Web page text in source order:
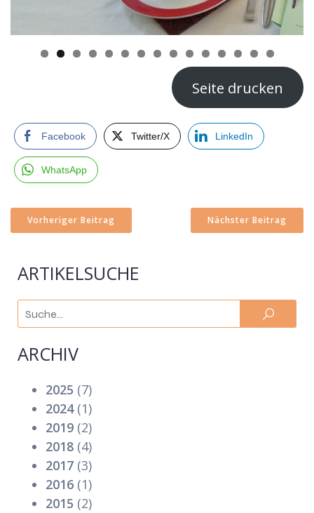
Seite drucken
Facebook Twitter/X LinkedIn
WhatsApp
Vorheriger Beitrag Nächster Beitrag
ARTIKELSUCHE
ARCHIV
2025 (7)
2024(1)
2019 (2)
2018 (4)
2017 (3)
2016 (1)
2015 (2)